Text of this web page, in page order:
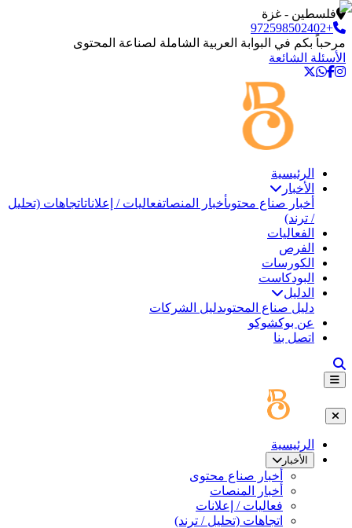
فلسطين - غزة
+972598502402
مرحباً بكم في البوابة العربية الشاملة لصناعة المحتوى
الأسئلة الشائعة
الرئيسية
الأخبار
أخبار صناع محتوىأخبار المنصاتفعاليات / إعلاناتاتجاهات (تحليل
/ ترند)
الفعاليات
الفرص
الكورسات
البودكاست
الدليل
دليل صناع المحتوىدليل الشركات
عن بوكشوكو
اتصل بنا
الرئيسية
الأخبار
أخبار صناع محتوى
أخبار المنصات
فعاليات / إعلانات
اتجاهات (تحليل / ترند)